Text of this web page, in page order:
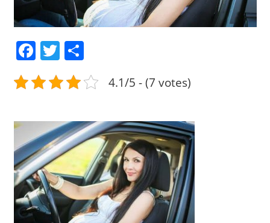
Facebook
Twitter
Share
4.1/5 - (7 votes)